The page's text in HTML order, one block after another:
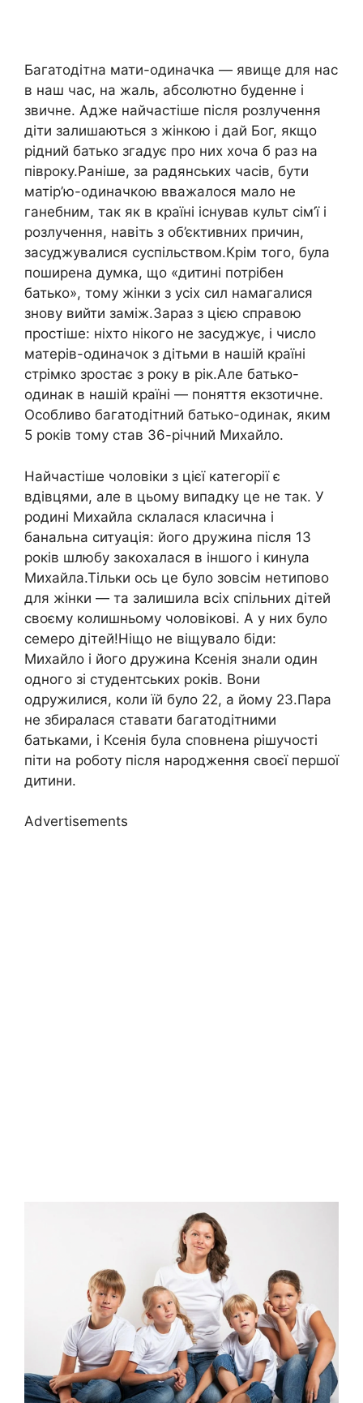
Багатодітна мати-одиначка — явище для нас
в наш час, на жаль, абсолютно буденне і
звичне. Адже найчастіше після розлучення
діти залишаються з жінкою і дай Бог, якщо
рідний батько згадує про них хоча б раз на
півроку.Раніше, за радянських часів, бути
матір’ю-одиначкою вважалося мало не
ганебним, так як в країні існував культ сім’ї і
розлучення, навіть з об’єктивних причин,
засуджувалися суспільством.Крім того, була
поширена думка, що «дитині потрібен
батько», тому жінки з усіх сил намагалися
знову вийти заміж.Зараз з цією справою
простіше: ніхто нікого не засуджує, і число
матерів-одиначок з дітьми в нашій країні
стрімко зростає з року в рік.Але батько-
одинак в нашій країні — поняття екзотичне.
Особливо багатодітний батько-одинак, яким
5 років тому став 36-річний Михайло.
Найчастіше чоловіки з цієї категорії є
вдівцями, але в цьому випадку це не так. У
родині Михайла склалася класична і
банальна ситуація: його дружина після 13
років шлюбу закохалася в іншого і кинула
Михайла.Тільки ось це було зовсім нетипово
для жінки — та залишила всіх спільних дітей
своєму колишньому чоловікові. А у них було
семеро дітей!Ніщо не віщувало біди:
Михайло і його дружина Ксенія знали один
одного зі студентських років. Вони
одружилися, коли їй було 22, а йому 23.Пара
не збиралася ставати багатодітними
батьками, і Ксенія була сповнена рішучості
піти на роботу після народження своєї першої
дитини.
Advertisements